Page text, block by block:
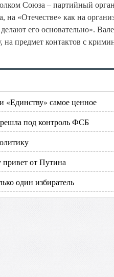
Союза – партийный
на «Отечестве» как на
делают его основательно».
на предмет контактов с
«Единству» самое ценное
под контроль ФСБ
от Путина
один избиратель